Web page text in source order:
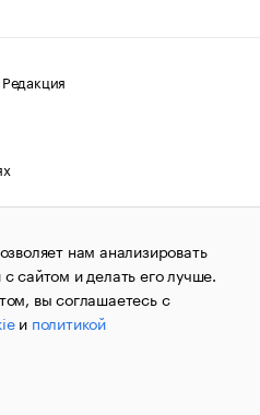
Редакция
авторских прав
1995–2026.Сообщения
агентства «РБК»
службой по надзору в сфере
и массовых
09.12.2015 за номером ИА
пометкой «РБК». Отдельные
нам анализировать
сайтом и делать его лучше.
вы соглашаетесь с
и политикой